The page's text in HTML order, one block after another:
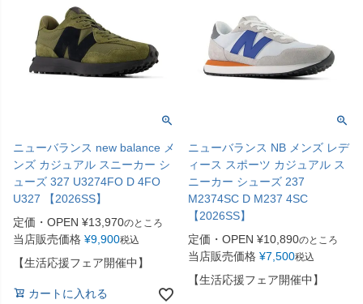
ニューバランス new balance メ
ンズ カジュアル スニーカー シ
ューズ 327 U3274FO D 4FO
U327 【2026SS】
定価・OPEN ¥13,970のところ
当店販売価格 ¥9,900税込
【生活応援フェア開催中】
カートに入れる
ニューバランス NB メンズ レデ
ィース スポーツ カジュアル ス
ニーカー シューズ 237
M2374SC D M237 4SC
【2026SS】
定価・OPEN ¥10,890のところ
当店販売価格 ¥7,500税込
【生活応援フェア開催中】